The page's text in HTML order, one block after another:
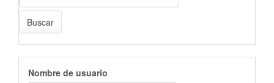
Buscar
Nombre de usuario